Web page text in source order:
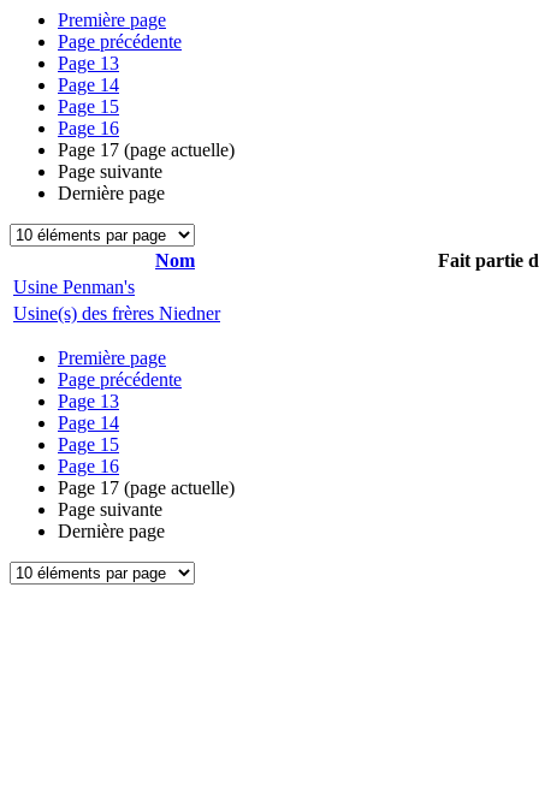
Première page
Page précédente
Page 13
Page 14
Page 15
Page 16
Page 17 (page actuelle)
Page suivante
Dernière page
Nom
Fait partie
Usine Penman's
Usine(s) des frères Niedner
Première page
Page précédente
Page 13
Page 14
Page 15
Page 16
Page 17 (page actuelle)
Page suivante
Dernière page